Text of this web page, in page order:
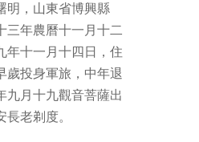
明，山東省博興縣
三年農曆十一月十二
年十一月十四日，住
歲投身軍旅，中年退
九月十九觀音菩薩出
老剃度。